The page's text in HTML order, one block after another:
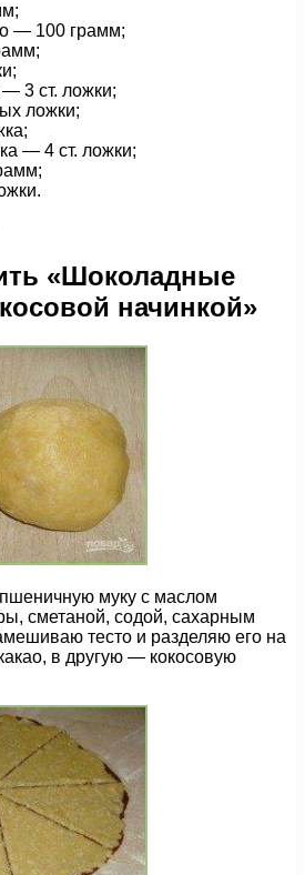
— 100 грамм;
3 ст. ложки;
ложки;
— 4 ст. ложки;
«Шоколадные
начинкой»
муку с маслом
сметаной, содой, сахарным
тесто и разделяю его на
в другую — кокосовую